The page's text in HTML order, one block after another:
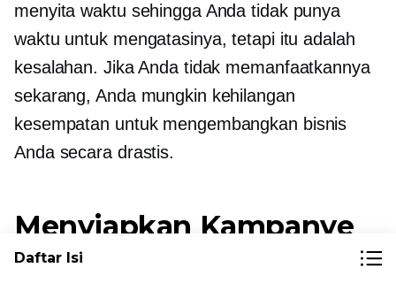
menyita waktu sehingga Anda tidak punya
waktu untuk mengatasinya, tetapi itu adalah
kesalahan. Jika Anda tidak memanfaatkannya
sekarang, Anda mungkin kehilangan
kesempatan untuk mengembangkan bisnis
Anda secara drastis.
Menyiapkan Kampanye
Anda untuk Sukses
Daftar Isi